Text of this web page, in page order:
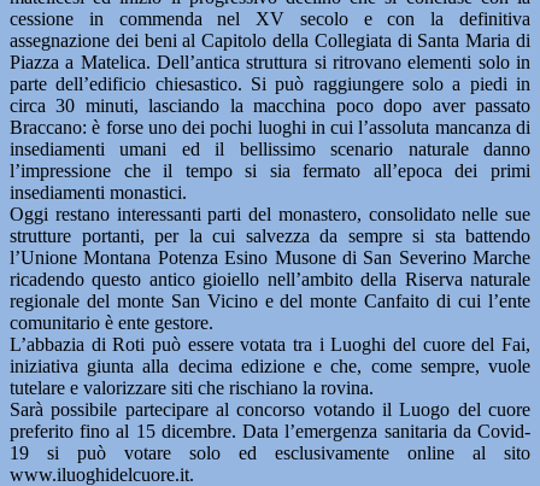
cessione in commenda nel XV secolo e con la definitiva
assegnazione dei beni al Capitolo della Collegiata di Santa Maria di
Piazza a Matelica. Dell’antica struttura si ritrovano elementi solo in
parte dell’edificio chiesastico. Si può raggiungere solo a piedi in
circa 30 minuti, lasciando la macchina poco dopo aver passato
Braccano: è forse uno dei pochi luoghi in cui l’assoluta mancanza di
insediamenti umani ed il bellissimo scenario naturale danno
l’impressione che il tempo si sia fermato all’epoca dei primi
insediamenti monastici.
Oggi restano interessanti parti del monastero, consolidato nelle sue
strutture portanti, per la cui salvezza da sempre si sta battendo
l’Unione Montana Potenza Esino Musone di San Severino Marche
ricadendo questo antico gioiello nell’ambito della Riserva naturale
regionale del monte San Vicino e del monte Canfaito di cui l’ente
comunitario è ente gestore.
L’abbazia di Roti può essere votata tra i Luoghi del cuore del Fai,
iniziativa giunta alla decima edizione e che, come sempre, vuole
tutelare e valorizzare siti che rischiano la rovina.
Sarà possibile partecipare al concorso votando il Luogo del cuore
preferito fino al 15 dicembre. Data l’emergenza sanitaria da Covid-
19 si può votare solo ed esclusivamente online al sito
www.iluoghidelcuore.it.